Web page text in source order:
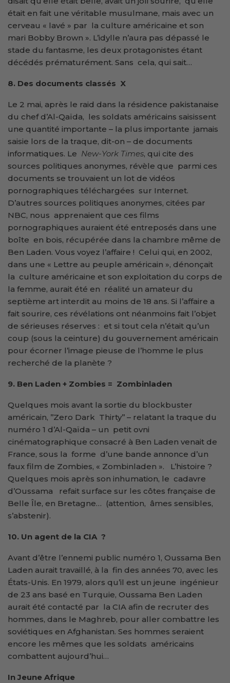
était en fait une véritable musulmane, mais avec un
cerveau « lavé » par la culture américaine et son
mari Bobby Brown ». L’idylle n’aura pas dépassé le
stade du fantasme, les deux protagonistes étant
décédés prématurément. Sans cela, qui sait…
8. Des documents classés X
Le 2 mai, après le raid dans la résidence pakistanaise
du chef d’Al-Qaïda, les soldats américains saisissent
une quantité importante – la plus importante jamais
saisie lors de la traque, dit-on – de documents
informatiques. Le New-York Times, qui cite des
sources politiques anonymes, révèle que parmi ces
documents se trouvaient un lot de vidéos
pornographiques téléchargées sur Internet.
D’autres sources politiques anonymes, citées par
NBC, nous apprenaient que ces films
pornographiques auraient été entreposés dans une
boîte en bois, récupérée dans la chambre même de
Ben Laden. Vous voyez l’affaire ! Celui qui, en 2002,
dans une « Lettre au peuple américain », dénonçait
la culture américaine et son exploitation du corps de
la femme, aurait été en réalité un amateur du
septième art interdit au moins de 18 ans. Si l’affaire a
fait sourire, ces révélations ont néanmoins fait l’objet
de sérieuses réserves : et si tout cela n’était qu’un
coup (sous la ceinture) du gouvernement américain
pour écorner l’image pieuse de l’homme le plus
recherché de la planète ?
9. Ben Laden + Zombies = Zombinladen
Quelques mois avant la sortie du blockbuster
américain, ’’Zero Dark Thirty’’ – relatant la traque du
numéro 1 d’Al-Qaïda – un petit ovni
cinématographique consacré à Ben Laden venait de
France, sous la forme d’une bande annonce d’un
faux film de Zombies, « Zombinladen ». L’histoire ?
Quelques mois après son inhumation, le cadavre
d’Oussama refait surface sur les côtes française de
Belle Île, en Bretagne… (attention, âmes sensibles,
s’abstenir).
10. Un agent de la CIA ?
Avant d’être l’ennemi public numéro 1, Oussama Ben
Laden aurait travaillé, à la fin des années 70, avec les
États-Unis. En 1979, alors qu’il est un jeune ingénieur
de 23 ans basé en Turquie, Oussama Ben Laden
aurait été contacté par la CIA afin de recruter des
hommes, dans le Maghreb, pour aller combattre les
soviétiques en Afghanistan. Ses hommes seraient
encore les mêmes que les soldats américains
combattent aujourd’hui…
In Jeune Afrique